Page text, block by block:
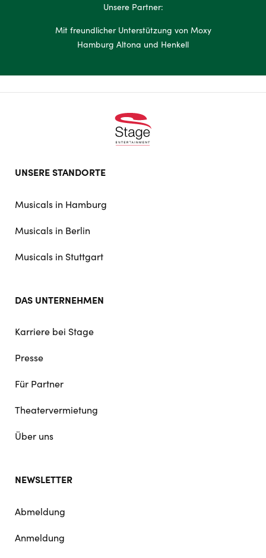
Unsere Partner:
Mit freundlicher Unterstützung von Moxy
Hamburg Altona und Henkell
UNSERE STANDORTE
Musicals in Hamburg
Musicals in Berlin
Musicals in Stuttgart
DAS UNTERNEHMEN
Karriere bei Stage
Presse
Für Partner
Theatervermietung
Über uns
NEWSLETTER
Abmeldung
Anmeldung